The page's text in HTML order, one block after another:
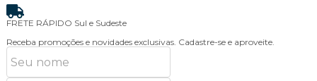
PAGAMENTO FACILITADOPIX + Cartão
ATENDIMENTO Personalizado
Receba promoções e novidades exclusivas. Cadastre-se e aproveite.